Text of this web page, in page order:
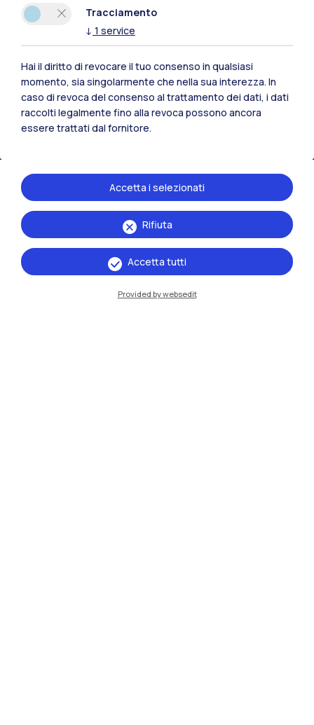
Residenze
IT EN
Sedi
Milano Leonardo
Tracciamento
↓ 1 service
Hai il diritto di revocare il tuo consenso in qualsiasi
momento, sia singolarmente che nella sua interezza. In
caso di revoca del consenso al trattamento dei dati, i dati
raccolti legalmente fino alla revoca possono ancora
essere trattati dal fornitore.
Rifiuta
Accetta i selezionati
Accetta tutti
Provided by websedit